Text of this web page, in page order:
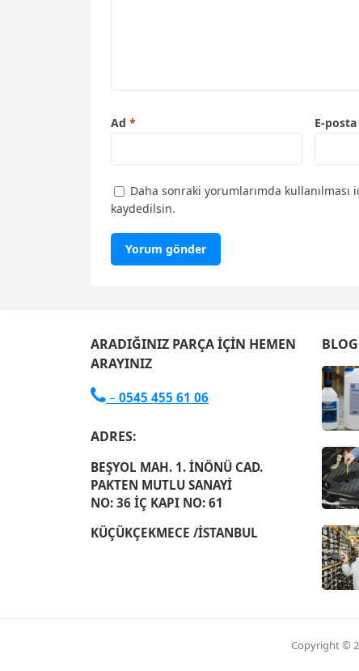
Ad * E-posta
Daha sonraki yorumlarımda kullanılması
kaydedilsin.
ARADIĞINIZ PARÇA İÇIN HEMEN
ARAYINIZ
 – 0545 455 61 06
ADRES:
BEŞYOL MAH. 1. İNÖNÜ CAD.
PAKTEN MUTLU SANAYİ
NO: 36 İÇ KAPI NO: 61
KÜÇÜKÇEKMECE /İSTANBUL
BLOG
Copyright ©